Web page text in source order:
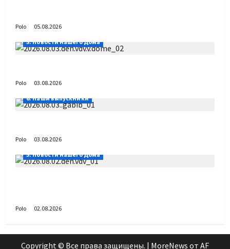
Polo
05.08.2026
5. Новости нашего Дома
Polo
03.08.2026
6. Наши выпускники
Polo
03.08.2026
5. Новости нашего Дома
Polo 02.08.2026
Copyright © Все права защищены. | MoreNews от AF